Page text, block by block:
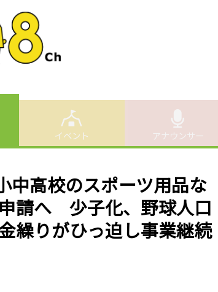
イベント アナウンサー
高校のスポーツ用品な
請へ 少子化、野球人口
繰りがひっ迫し事業継続